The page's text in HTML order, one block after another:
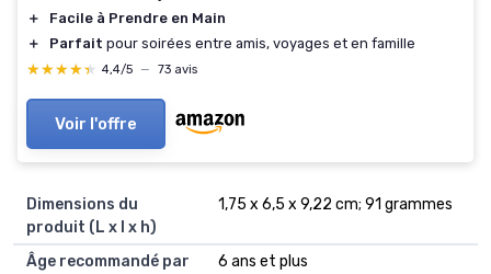
＋
Facile à Prendre en Main
＋
Parfait pour soirées entre amis, voyages et en famille
★★★★★
★★★★★ 4,4/5 — 73 avis
Voir l'offre
Dimensions du
produit (L x l x h)
‎1,75 x 6,5 x 9,22 cm; 91 grammes
Âge recommandé par
‎6 ans et plus